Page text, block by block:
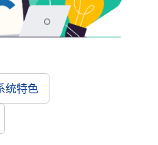
统特色